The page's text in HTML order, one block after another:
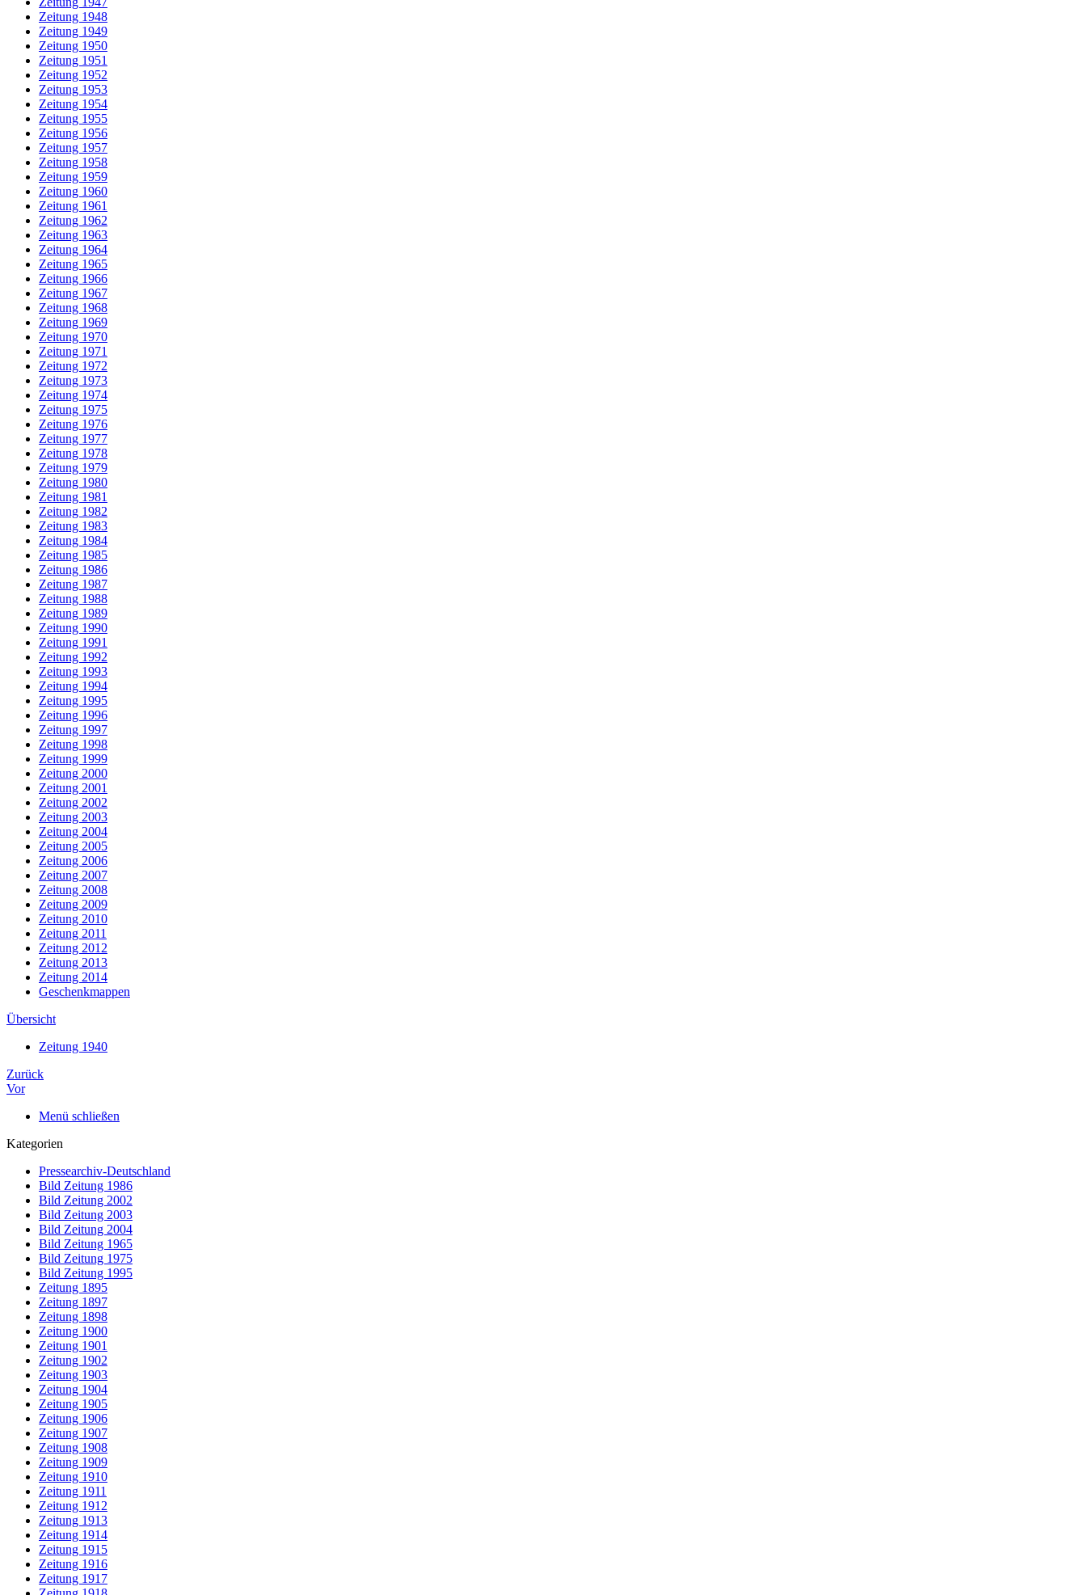
Zeitung 1948
Zeitung 1949
Zeitung 1950
Zeitung 1951
Zeitung 1952
Zeitung 1953
Zeitung 1954
Zeitung 1955
Zeitung 1956
Zeitung 1957
Zeitung 1958
Zeitung 1959
Zeitung 1960
Zeitung 1961
Zeitung 1962
Zeitung 1963
Zeitung 1964
Zeitung 1965
Zeitung 1966
Zeitung 1967
Zeitung 1968
Zeitung 1969
Zeitung 1970
Zeitung 1971
Zeitung 1972
Zeitung 1973
Zeitung 1974
Zeitung 1975
Zeitung 1976
Zeitung 1977
Zeitung 1978
Zeitung 1979
Zeitung 1980
Zeitung 1981
Zeitung 1982
Zeitung 1983
Zeitung 1984
Zeitung 1985
Zeitung 1986
Zeitung 1987
Zeitung 1988
Zeitung 1989
Zeitung 1990
Zeitung 1991
Zeitung 1992
Zeitung 1993
Zeitung 1994
Zeitung 1995
Zeitung 1996
Zeitung 1997
Zeitung 1998
Zeitung 1999
Zeitung 2000
Zeitung 2001
Zeitung 2002
Zeitung 2003
Zeitung 2004
Zeitung 2005
Zeitung 2006
Zeitung 2007
Zeitung 2008
Zeitung 2009
Zeitung 2010
Zeitung 2011
Zeitung 2012
Zeitung 2013
Zeitung 2014
Geschenkmappen
Übersicht
Zeitung 1940
Zurück
Vor
Menü schließen
Kategorien
Pressearchiv-Deutschland
Bild Zeitung 1986
Bild Zeitung 2002
Bild Zeitung 2003
Bild Zeitung 2004
Bild Zeitung 1965
Bild Zeitung 1975
Bild Zeitung 1995
Zeitung 1895
Zeitung 1897
Zeitung 1898
Zeitung 1900
Zeitung 1901
Zeitung 1902
Zeitung 1903
Zeitung 1904
Zeitung 1905
Zeitung 1906
Zeitung 1907
Zeitung 1908
Zeitung 1909
Zeitung 1910
Zeitung 1911
Zeitung 1912
Zeitung 1913
Zeitung 1914
Zeitung 1915
Zeitung 1916
Zeitung 1917